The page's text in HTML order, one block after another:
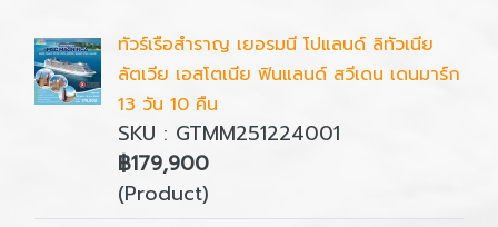
ทัวร์เรือสำราญ เยอรมนี โปแลนด์ ลิทัวเนีย
ลัตเวีย เอสโตเนีย ฟินแลนด์ สวีเดน เดนมาร์ก
13 วัน 10 คืน
SKU : GTMM251224001
฿179,900
(Product)